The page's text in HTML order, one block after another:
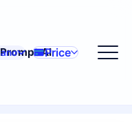
AI
Price